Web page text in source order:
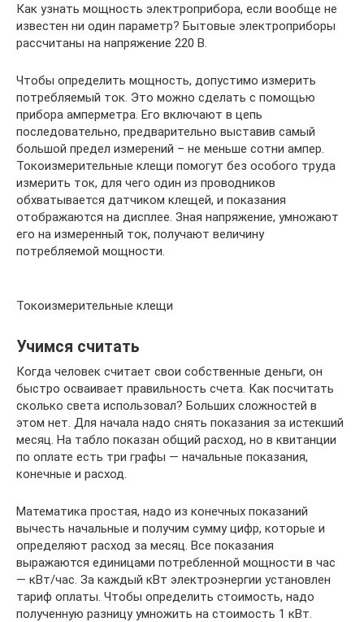
Как узнать мощность электроприбора, если вообще не
известен ни один параметр? Бытовые электроприборы
рассчитаны на напряжение 220 В.
Чтобы определить мощность, допустимо измерить
потребляемый ток. Это можно сделать с помощью
прибора амперметра. Его включают в цепь
последовательно, предварительно выставив самый
большой предел измерений – не меньше сотни ампер.
Токоизмерительные клещи помогут без особого труда
измерить ток, для чего один из проводников
обхватывается датчиком клещей, и показания
отображаются на дисплее. Зная напряжение, умножают
его на измеренный ток, получают величину
потребляемой мощности.
Токоизмерительные клещи
Учимся считать
Когда человек считает свои собственные деньги, он
быстро осваивает правильность счета. Как посчитать
сколько света использовал? Больших сложностей в
этом нет. Для начала надо снять показания за истекший
месяц. На табло показан общий расход, но в квитанции
по оплате есть три графы — начальные показания,
конечные и расход.
Математика простая, надо из конечных показаний
вычесть начальные и получим сумму цифр, которые и
определяют расход за месяц. Все показания
выражаются единицами потребленной мощности в час
— кВт/час. За каждый кВт электроэнергии установлен
тариф оплаты. Чтобы определить стоимость, надо
полученную разницу умножить на стоимость 1 кВт.